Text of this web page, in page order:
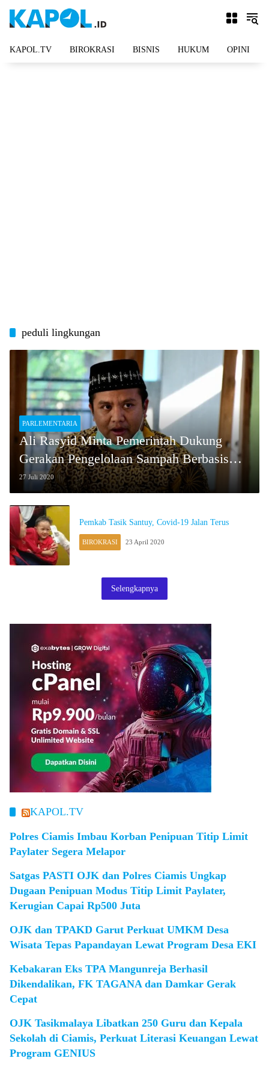
KAPOL.TV BIROKRASI BISNIS HUKUM OPINI
peduli lingkungan
PARLEMENTARIA
Ali Rasyid Minta Pemerintah Dukung
Gerakan Pengelolaan Sampah Berbasis
Komunitas
27 Juli 2020
Pemkab Tasik Santuy, Covid-19 Jalan Terus
BIROKRASI 23 April 2020
Selengkapnya
KAPOL.TV
Polres Ciamis Imbau Korban Penipuan Titip Limit
Paylater Segera Melapor
Satgas PASTI OJK dan Polres Ciamis Ungkap
Dugaan Penipuan Modus Titip Limit Paylater,
Kerugian Capai Rp500 Juta
OJK dan TPAKD Garut Perkuat UMKM Desa
Wisata Tepas Papandayan Lewat Program Desa EKI
Kebakaran Eks TPA Mangunreja Berhasil
Dikendalikan, FK TAGANA dan Damkar Gerak
Cepat
OJK Tasikmalaya Libatkan 250 Guru dan Kepala
Sekolah di Ciamis, Perkuat Literasi Keuangan Lewat
Program GENIUS